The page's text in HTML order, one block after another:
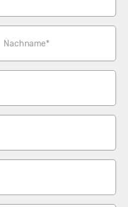
Nachname*